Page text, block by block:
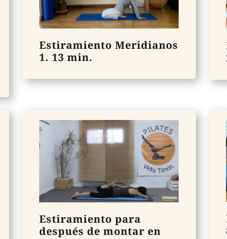
Estiramiento Meridianos
1. 13 min.
Estiramiento para
después de montar en